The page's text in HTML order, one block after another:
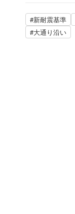
#新耐震基準
#大通り沿い